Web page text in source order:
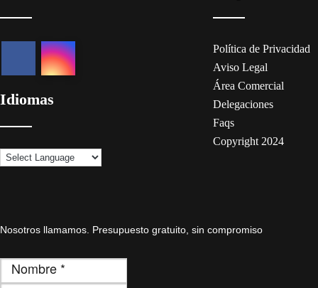
Idiomas
Política de Privacidad
Aviso Legal
Área Comercial
Delegaciones
Faqs
Copyright 2024
Nosotros llamamos. Presupuesto gratuito, sin compromiso